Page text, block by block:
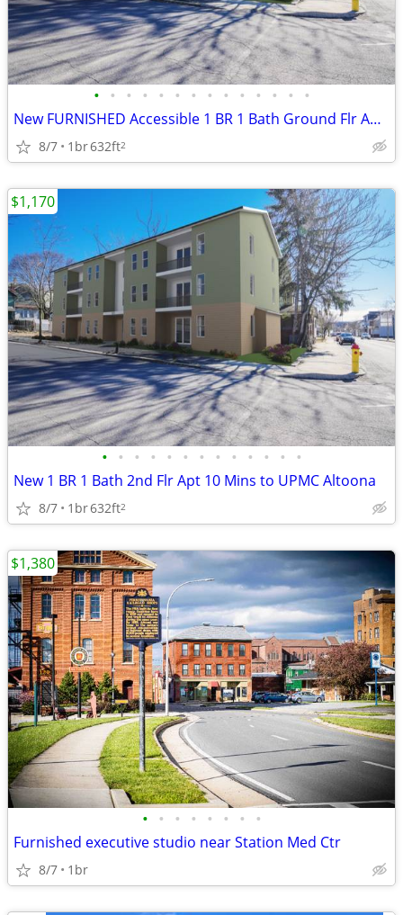
• • • • • • • • • • • • • •
New FURNISHED Accessible 1 BR 1 Bath Ground Flr Apt Near Public Librar
8/7 1br632ft2
• • • • • • • • • • • • •
New 1 BR 1 Bath 2nd Flr Apt 10 Mins to UPMC Altoona
8/7 1br632ft2
$1,170
• • • • • • • •
Furnished executive studio near Station Med Ctr
8/7 1br
$1,380